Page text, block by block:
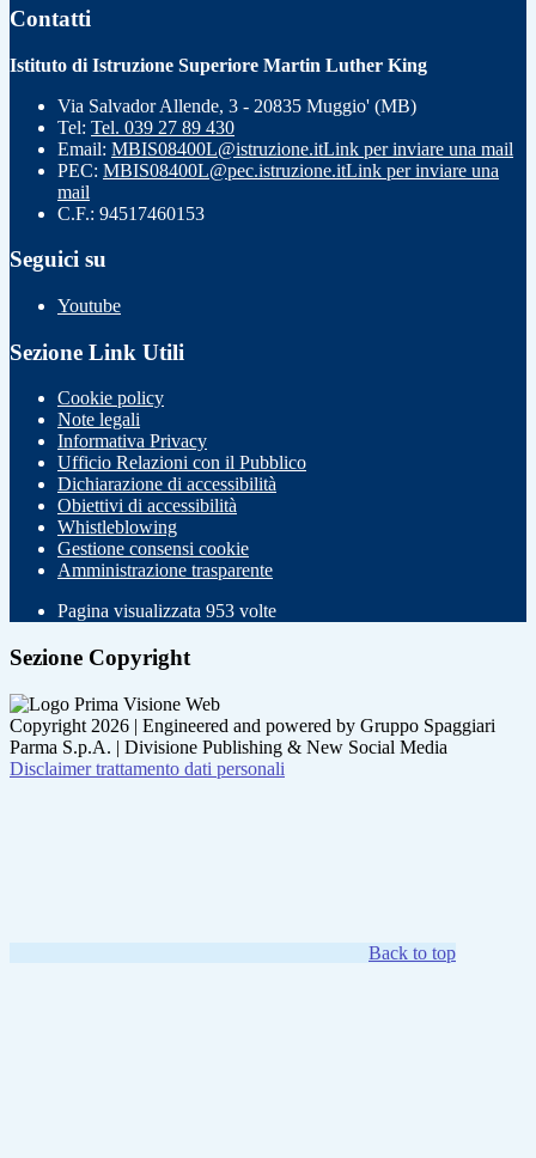
Contatti
Istituto di Istruzione Superiore Martin Luther King
Via Salvador Allende, 3 - 20835 Muggio' (MB)
Tel: Tel. 039 27 89 430
Email: MBIS08400L@istruzione.itLink per inviare una mail
PEC: MBIS08400L@pec.istruzione.itLink per inviare una
mail
C.F.: 94517460153
Seguici su
Youtube
Sezione Link Utili
Cookie policy
Note legali
Informativa Privacy
Ufficio Relazioni con il Pubblico
Dichiarazione di accessibilità
Obiettivi di accessibilità
Whistleblowing
Gestione consensi cookie
Amministrazione trasparente
Pagina visualizzata 953 volte
Sezione Copyright
Copyright 2026 | Engineered and powered by Gruppo Spaggiari
Parma S.p.A. | Divisione Publishing & New Social Media
Disclaimer trattamento dati personali
Back to top